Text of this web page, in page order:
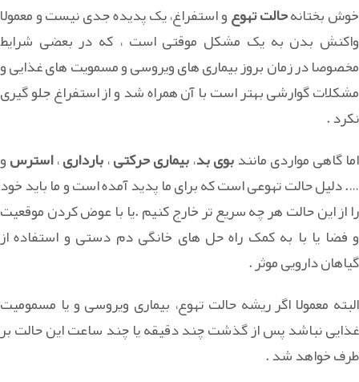
خوش بختانهحالت تهوعو استفراغ، یک پدیده جدی نیست و معمولا
واکنش بدن به یک مشکل موقتی است ، که در بعضی شرایط
مخصوصا در زمان بروز بیماری های ویروسی و مسمویت های غذایی و
مشکلات گوارشی بهتر است با آن همراه شد و از استفراغ جلو گیری
نکرد .
اما گاهی مواردی مانندبوی بد،بیماری حرکتی،بارداری،استرسو
…. دلیل حالت تهوعی است که برای ما پدید آمده است و ما باید خود
را از این حالت هر چه سریع تر خارج کنیم .یا با عوض کردن موقعیت
و فضا یا با به کمک راه حل های خانگی دم دستی و استفاده از
گیاهان دارویی موثر .
البته معمولا اگر ریشه حالت تهوع، بیماری ویروسی و یا مسمومیت
غذایی نباشد پس از گذشت چند دقیقه یا چند ساعت این حالت بر
طرف خواهد شد .